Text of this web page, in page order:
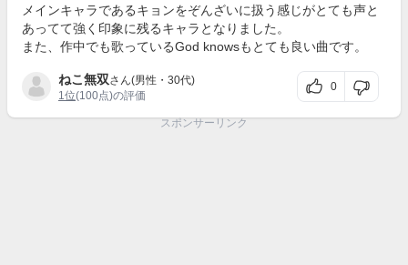
メインキャラであるキョンをぞんざいに扱う感じがとても声と
あってて強く印象に残るキャラとなりました。
また、作中でも歌っているGod knowsもとても良い曲です。
ねこ無双さん(男性・30代)
1位(100点)の評価
0
スポンサーリンク